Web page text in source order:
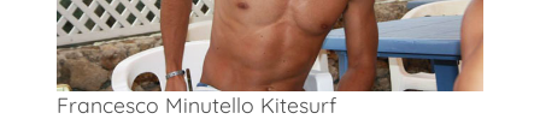
Francesco Minutello Kitesurf